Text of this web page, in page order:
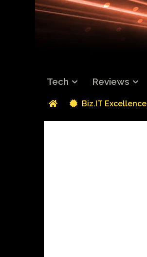
Tech Reviews
Biz.IT Excellence